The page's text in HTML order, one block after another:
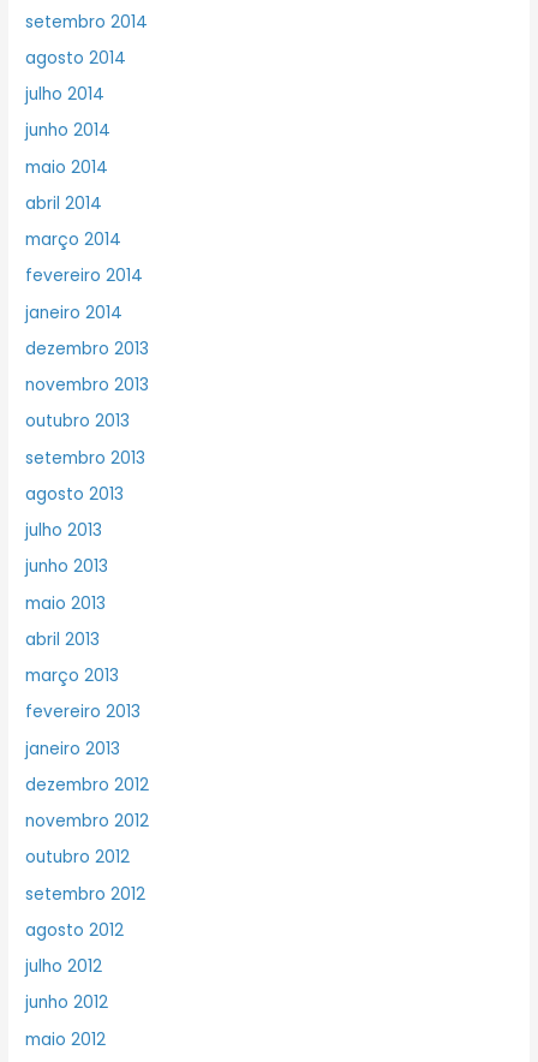
setembro 2014
agosto 2014
julho 2014
junho 2014
maio 2014
abril 2014
março 2014
fevereiro 2014
janeiro 2014
dezembro 2013
novembro 2013
outubro 2013
setembro 2013
agosto 2013
julho 2013
junho 2013
maio 2013
abril 2013
março 2013
fevereiro 2013
janeiro 2013
dezembro 2012
novembro 2012
outubro 2012
setembro 2012
agosto 2012
julho 2012
junho 2012
maio 2012